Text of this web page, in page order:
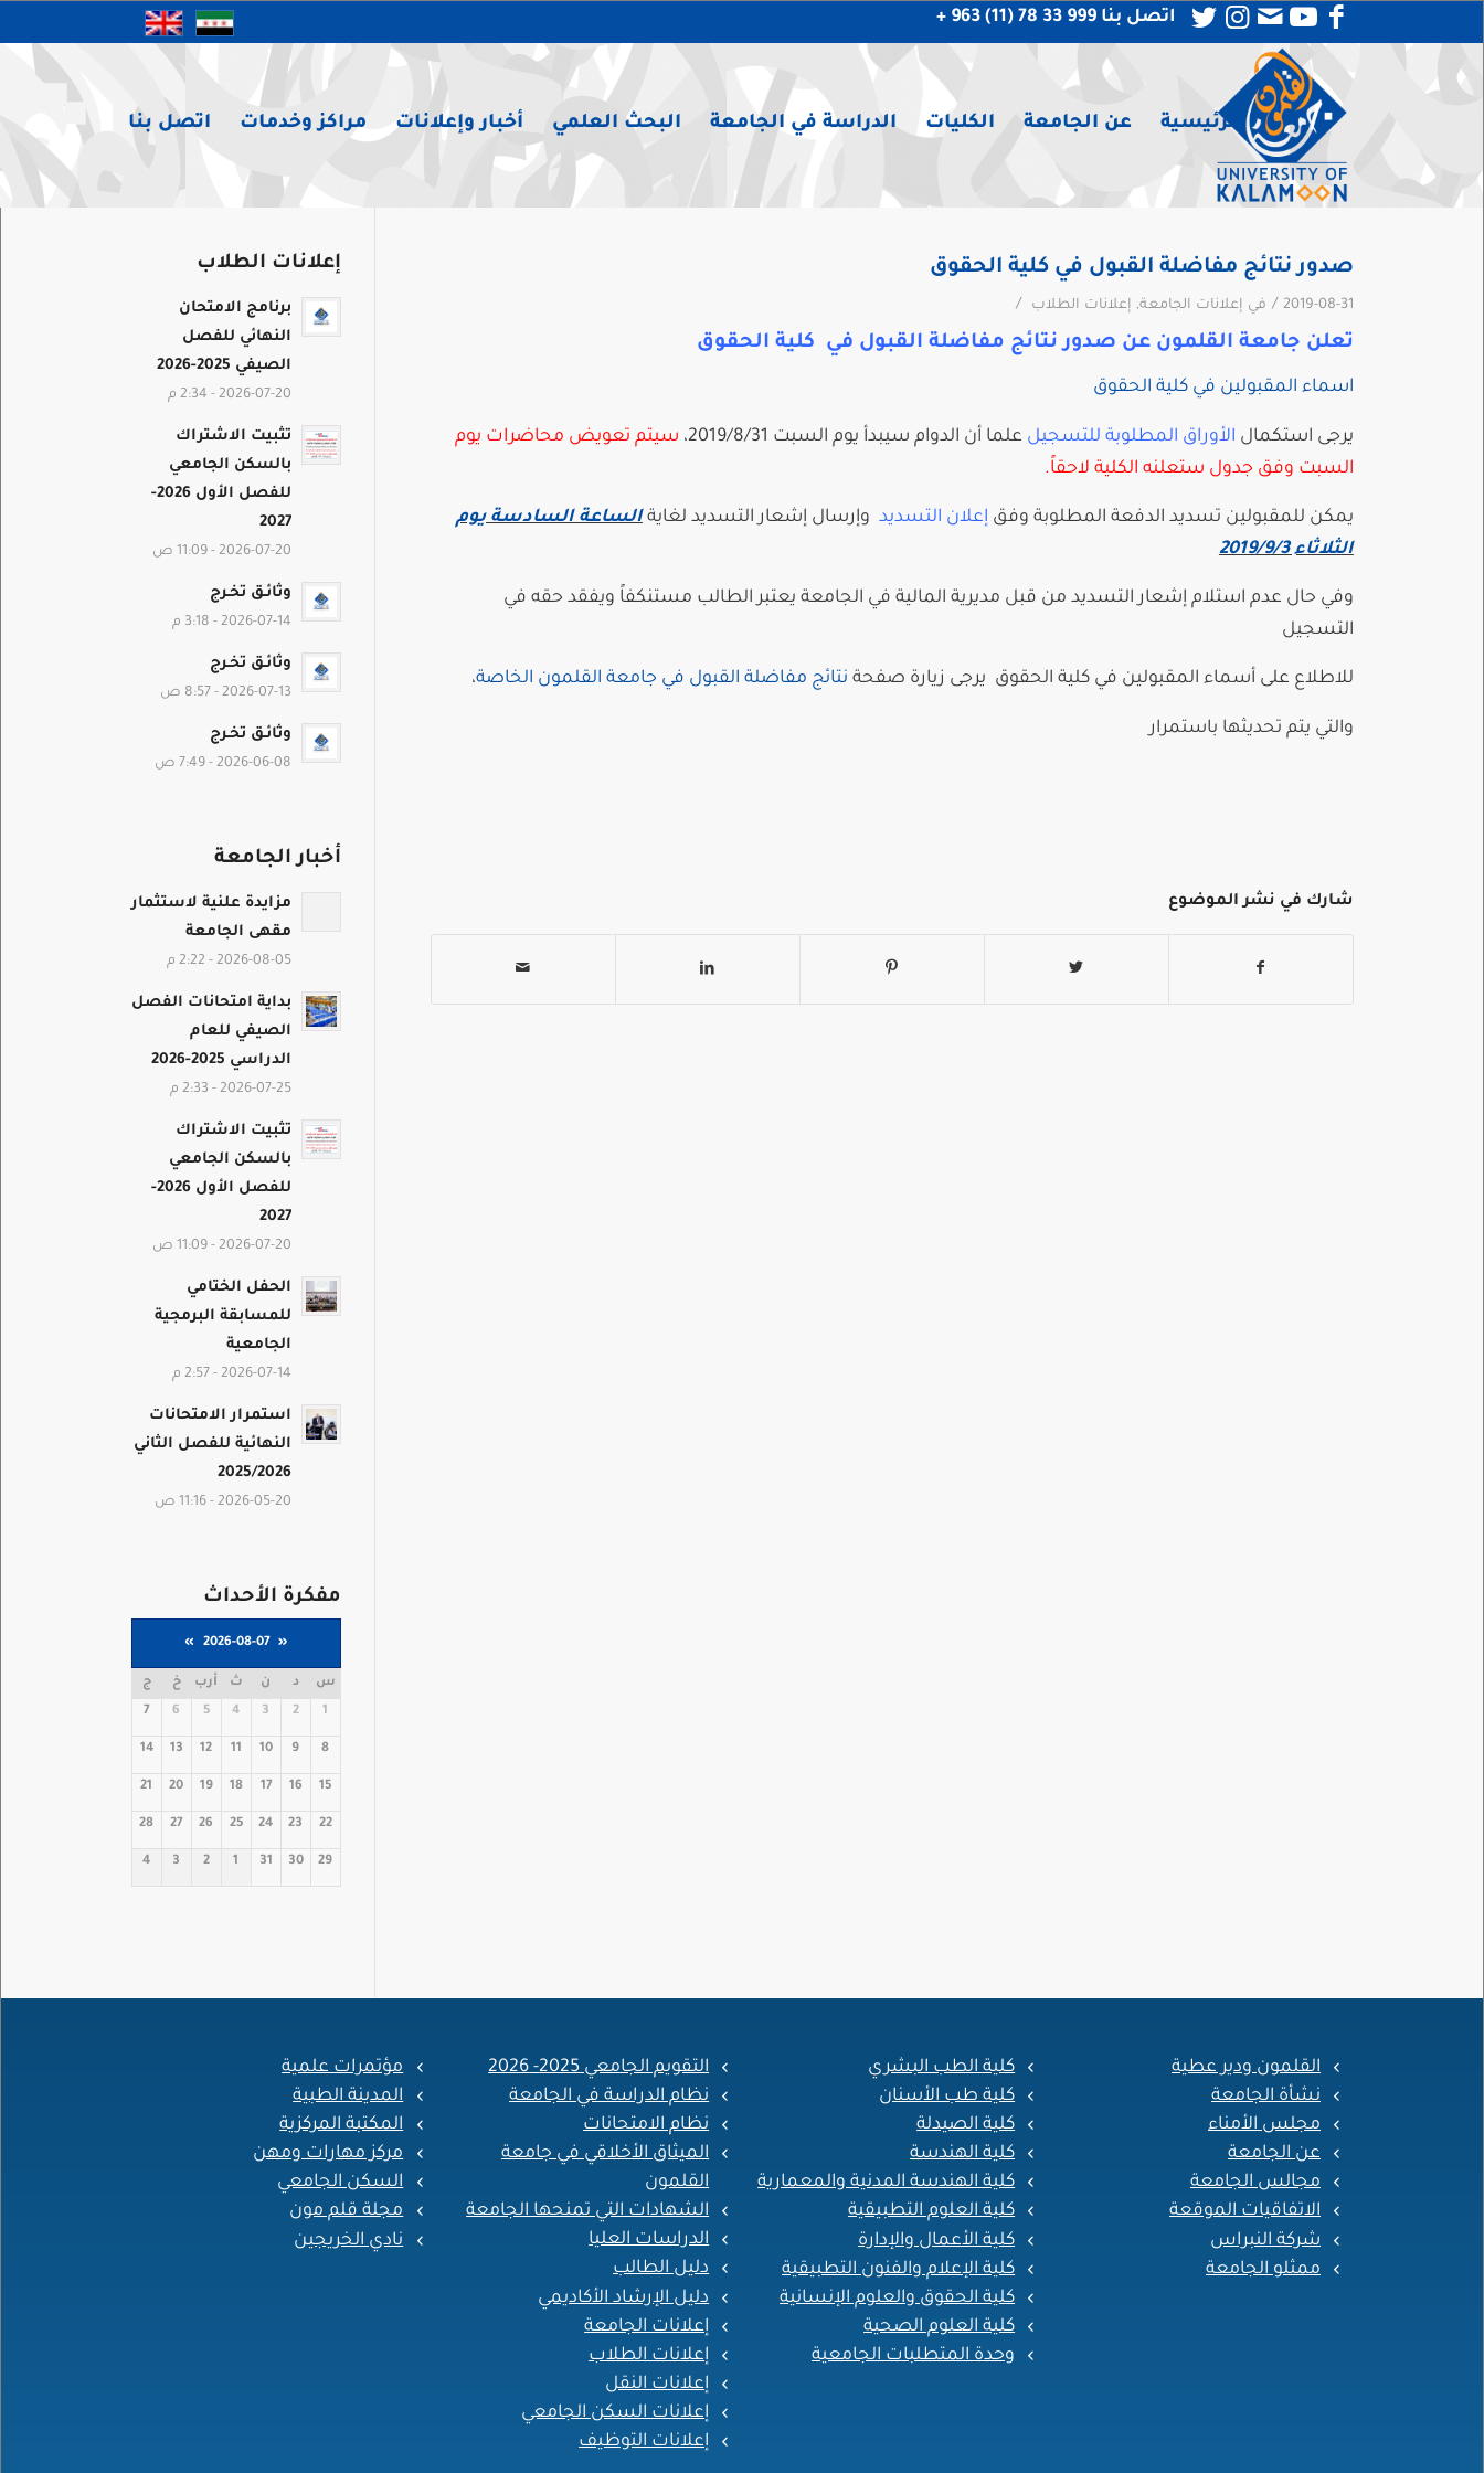
اتصل بنا 999 33 78 (11) 963 +
الرئيسية عن الجامعة الكليات الدراسة في الجامعة البحث العلمي أخبار وإعلانات مراكز وخدمات اتصل بنا
صدور نتائج مفاضلة القبول في كلية الحقوق
2019-08-31
/ في إعلانات الجامعة, إعلانات الطلاب /
تعلن جامعة القلمون عن صدور نتائج مفاضلة القبول في كلية الحقوق
اسماء المقبولين في كلية الحقوق
يرجى استكمال الأوراق المطلوبة للتسجيل علما أن الدوام سيبدأ يوم السبت 2019/8/31،
سيتم تعويض محاضرات يوم
السبت وفق جدول ستعلنه الكلية لاحقاً.
يمكن للمقبولين تسديد الدفعة المطلوبة وفق إعلان التسديد وإرسال إشعار التسديد لغايةالساعة السادسة يوم
الثلاثاء 2019/9/3
وفي حال عدم استلام إشعار التسديد من قبل مديرية المالية في الجامعة يعتبر الطالب مستنكفاً ويفقد حقه في
التسجيل
للاطلاع على أسماء المقبولين في كلية الحقوق يرجى زيارة صفحة نتائج مفاضلة القبول في جامعة القلمون الخاصة،
والتي يتم تحديثها باستمرار
شارك في نشر الموضوع
إعلانات الطلاب
برنامج الامتحان
النهائي للفصل
الصيفي 2025-2026
2026-07-20 - 2:34 م
تثبيت الاشتراك
بالسكن الجامعي
للفصل الأول 2026-
2027
2026-07-20 - 11:09 ص
وثائـق تخـرج
2026-07-14 - 3:18 م
وثائـق تخـرج
2026-07-13 - 8:57 ص
وثائـق تخـرج
2026-06-08 - 7:49 ص
أخبار الجامعة
مزايدة علنية لاستثمار
مقهى الجامعة
2026-08-05 - 2:22 م
بداية امتحانات الفصل
الصيفي للعام
الدراسي 2025-2026
2026-07-25 - 2:33 م
تثبيت الاشتراك
بالسكن الجامعي
للفصل الأول 2026-
2027
2026-07-20 - 11:09 ص
الحفل الختامي
للمسابقة البرمجية
الجامعية
2026-07-14 - 2:57 م
استمرار الامتحانات
النهائية للفصل الثاني
2025/2026
2026-05-20 - 11:16 ص
مفكرة الأحداث
«
2026-08-07
»
س د ن ث أرب خ
ج
1
2
3
4
5
6
7
8
9
10
11
12
13
14
15
16
17
18
19
20
21
22
23
24
25
26
27
28
29
30
31
1
2
3
4
القلمون ودير عطية
نشأة الجامعة
مجلس الأمناء
عن الجامعة
مجالس الجامعة
الاتفاقيات الموقعة
شركة النبراس
ممثلو الجامعة
كلية الطب البشري
كلية طب الأسنان
كلية الصيدلة
كلية الهندسة
كلية الهندسة المدنية والمعمارية
كلية العلوم التطبيقية
كلية الأعمال والإدارة
كلية الإعلام والفنون التطبيقية
كلية الحقوق والعلوم الإنسانية
كلية العلوم الصحية
وحدة المتطلبات الجامعية
التقويم الجامعي 2025- 2026
نظام الدراسة في الجامعة
نظام الامتحانات
الميثاق الأخلاقي في جامعة
القلمون
الشهادات التي تمنحها الجامعة
الدراسات العليا
دليل الطالب
دليل الإرشاد الأكاديمي
إعلانات الجامعة
إعلانات الطلاب
إعلانات النقل
إعلانات السكن الجامعي
إعلانات التوظيف
مؤتمرات علمية
المدينة الطبية
المكتبة المركزية
مركز مهارات ومهن
السكن الجامعي
مجلة قلم مون
نادي الخريجين